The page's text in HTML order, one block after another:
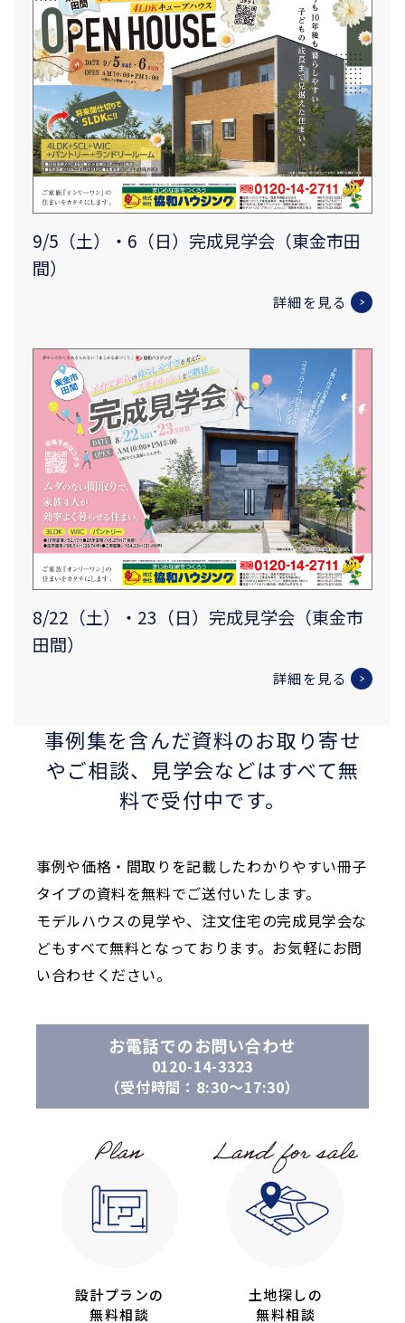
9/5（土）・6（日）完成見学会（東金市田
間）
詳細を見る
8/22（土）・23（日）完成見学会（東金市
田間）
詳細を見る
事例集を含んだ資料のお取り寄せ
やご相談、
見学会などはすべて無
料で受付中です。
事例や価格・間取りを記載したわかりやすい冊子
タイプの資料を無料でご送付いたします。
モデルハウスの見学や、注文住宅の完成見学会な
どもすべて無料となっております。お気軽にお問
い合わせください。
お電話でのお問い合わせ
0120-14-3323
（受付時間：8:30〜17:30）
設計プランの
無料相談
土地探しの
無料相談